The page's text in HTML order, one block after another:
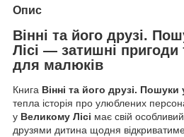
Опис
Вінні та його друзі.
Лісі — затишні пригоди
для малюків
Книга Вінні та його друзі. Пошуки
тепла історія про улюблених
у Великому Лісі має свій
друзями дитина щодня